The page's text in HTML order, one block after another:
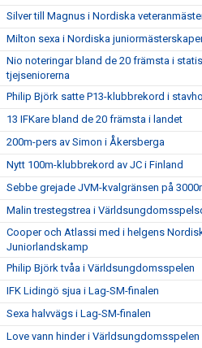
Silver till Magnus i Nordiska
Milton sexa i Nordiska
Nio noteringar bland de 20 främsta i
tjejseniorerna
Philip Björk satte P13-klubbrekord i
13 IFKare bland de 20 främsta i landet
200m-pers av Simon i Åkersberga
Nytt 100m-klubbrekord av JC i Finland
Sebbe grejade JVM-kvalgränsen på
Malin trestegstrea i
Cooper och Atlassi med i helgens
Juniorlandskamp
Philip Björk tvåa i Världsungdomsspelen
IFK Lidingö sjua i Lag-SM-finalen
Sexa halvvägs i Lag-SM-finalen
Love vann hinder i Världsungdomsspelen